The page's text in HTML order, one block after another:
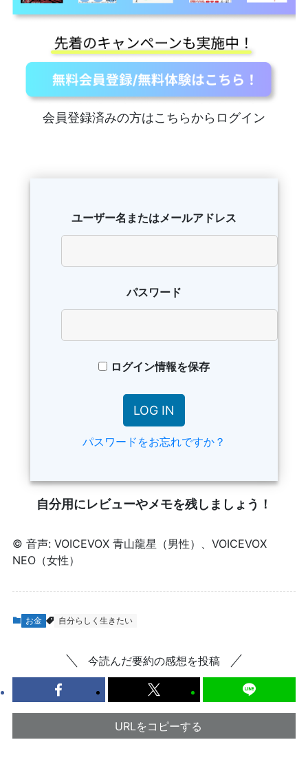
会員登録済みの方はこちらからログイン
ユーザー名またはメールアドレス
パスワード
ログイン情報を保存
パスワードをお忘れですか？
自分用にレビューやメモを残しましょう！
© 音声: VOICEVOX 青山龍星（男性）、VOICEVOX
NEO（女性）
お金 自分らしく生きたい
今読んだ要約の感想を投稿
URLをコピーする